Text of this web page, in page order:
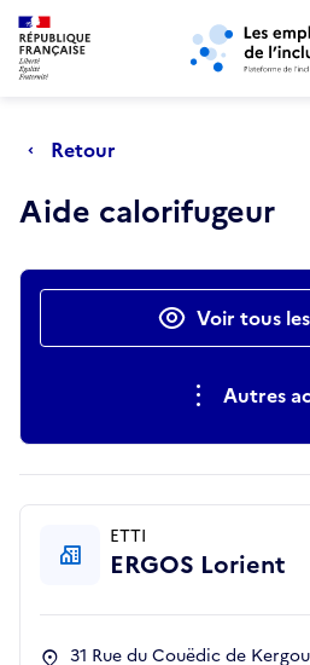
Aller au menu principal Aller au
Retour
Aide calorifugeur
Actions rapidesVoir tous
Autres
ETTI
ERGOS Lorient
31 Rue du Couëdic de
Retour au début de la page
Panneau de gestion des cookies